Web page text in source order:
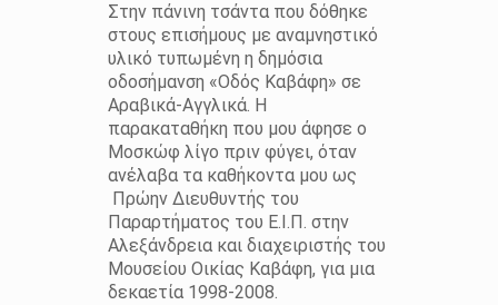
Στην πάνινη τσάντα που δόθηκε
στους επισήμους με αναμνηστικό
υλικό τυπωμένη η δημόσια
οδοσήμανση «Οδός Καβάφη» σε
Αραβικά-Αγγλικά. Η
παρακαταθήκη που μου άφησε ο
Μοσκώφ λίγο πριν φύγει, όταν
ανέλαβα τα καθήκοντα μου ως
Πρώην Διευθυντής του
Παραρτήματος του Ε.Ι.Π. στην
Αλεξάνδρεια και διαχειριστής του
Μουσείου Οικίας Καβάφη, για μια
δεκαετία 1998-2008.